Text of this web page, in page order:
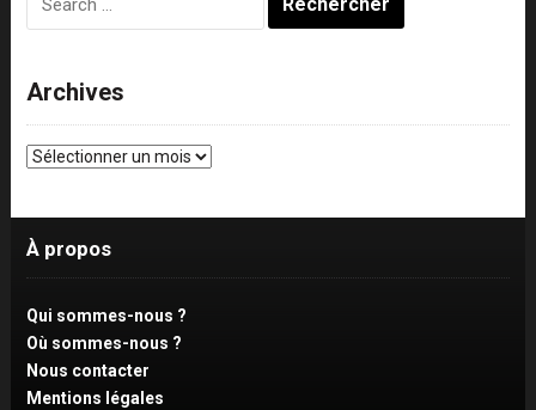
Archives
Archives
À propos
Qui sommes-nous ?
Où sommes-nous ?
Nous contacter
Mentions légales